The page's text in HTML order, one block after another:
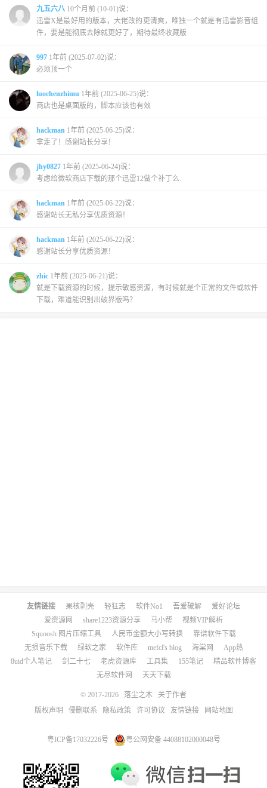
九五六八 10个月前 (10-01)说：
迅雷X是最好用的版本，大佬改的更清爽，唯独一个就是有迅雷影音组
件，要是能彻底去除就更好了，期待最终收藏版
997 1年前 (2025-07-02)说：
必须顶一个
luochenzhimu 1年前 (2025-06-25)说：
商店也是桌面版的，脚本应该也有效
hackman 1年前 (2025-06-25)说：
拿走了！感谢站长分享！
jhy0827 1年前 (2025-06-24)说：
考虑给微软商店下载的那个迅雷12做个补丁么.
hackman 1年前 (2025-06-22)说：
感谢站长无私分享优质资源！
hackman 1年前 (2025-06-22)说：
感谢站长分享优质资源！
zhic 1年前 (2025-06-21)说：
就是下载资源的时候，提示敏感资源，有时候就是个正常的文件或软件
下载，难道能识别出破界版吗？
友情链接 果核剥壳 轻狂志 软件No1 吾爱破解
爱好论坛
爱资源网
share1223资源分享 马小帮
视频VIP解析
Squoosh 图片压缩工具
人民币金额大小写转换
靠谱软件下载
无损音乐下载
绿软之家 软件库 mefcl's blog 海棠网
App热
8uid个人笔记
剑二十七 老虎资源库 工具集 155笔记
精品软件博客
无尽软件网
天天下载
© 2017-2026 落尘之木
关于作者
版权声明
侵删联系 隐私政策 许可协议 友情链接 网站地图
粤ICP备17032226号 粤公网安备 44088102000048号